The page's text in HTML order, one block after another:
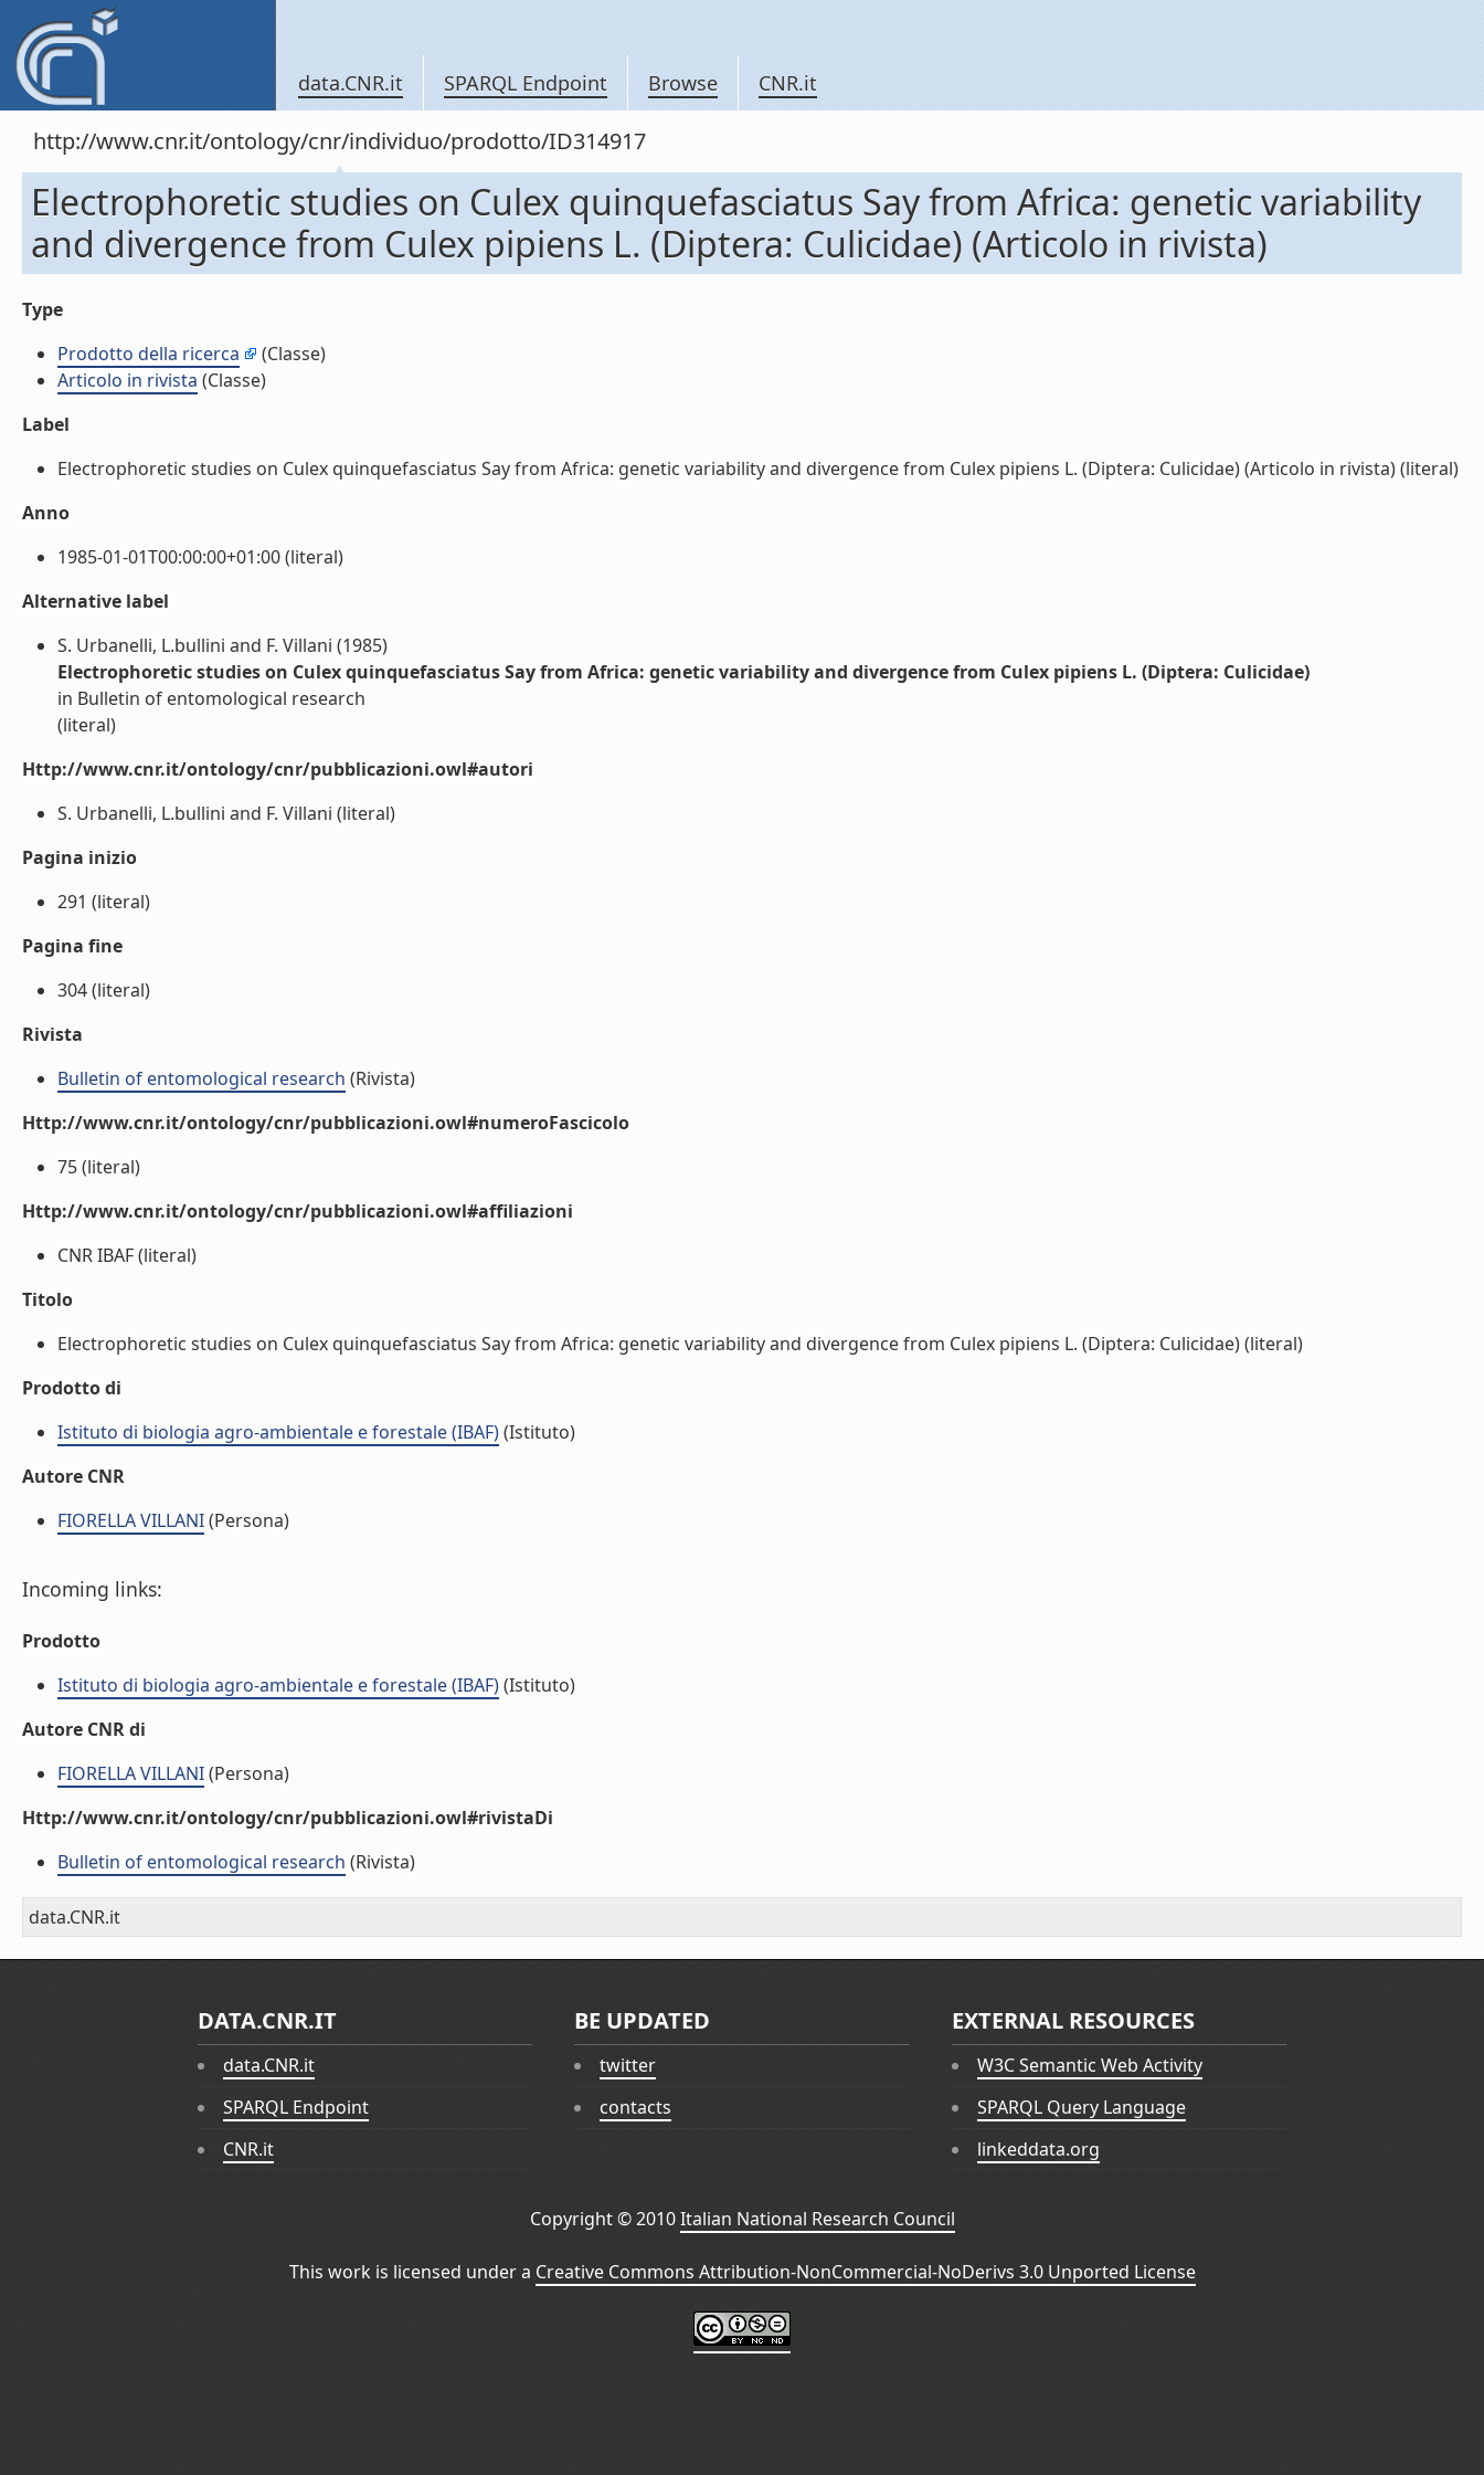
data.CNR.it SPARQL Endpoint Browse CNR.it
http://www.cnr.it/ontology/cnr/individuo/prodotto/ID314917
Electrophoretic studies on Culex quinquefasciatus Say from Africa: genetic variability
and divergence from Culex pipiens L. (Diptera: Culicidae) (Articolo in rivista)
Type
Prodotto della ricerca
(Classe)
Articolo in rivista (Classe)
Label
Electrophoretic studies on Culex quinquefasciatus Say from Africa: genetic variability and divergence from Culex pipiens L. (Diptera: Culicidae) (Articolo in rivista) (literal)
Anno
1985-01-01T00:00:00+01:00 (literal)
Alternative label
S. Urbanelli, L.bullini and F. Villani (1985)
Electrophoretic studies on Culex quinquefasciatus Say from Africa: genetic variability and divergence from Culex pipiens L. (Diptera: Culicidae)
in Bulletin of entomological research
(literal)
Http://www.cnr.it/ontology/cnr/pubblicazioni.owl#autori
S. Urbanelli, L.bullini and F. Villani (literal)
Pagina inizio
291 (literal)
Pagina fine
304 (literal)
Rivista
Bulletin of entomological research (Rivista)
Http://www.cnr.it/ontology/cnr/pubblicazioni.owl#numeroFascicolo
75 (literal)
Http://www.cnr.it/ontology/cnr/pubblicazioni.owl#affiliazioni
CNR IBAF (literal)
Titolo
Electrophoretic studies on Culex quinquefasciatus Say from Africa: genetic variability and divergence from Culex pipiens L. (Diptera: Culicidae) (literal)
Prodotto di
Istituto di biologia agro-ambientale e forestale (IBAF)(Istituto)
Autore CNR
FIORELLA VILLANI(Persona)
Incoming links:
Prodotto
Istituto di biologia agro-ambientale e forestale (IBAF)(Istituto)
Autore CNR di
FIORELLA VILLANI(Persona)
Http://www.cnr.it/ontology/cnr/pubblicazioni.owl#rivistaDi
Bulletin of entomological research (Rivista)
data.CNR.it
DATA.CNR.IT
data.CNR.it
SPARQL Endpoint
CNR.it
BE UPDATED
twitter
contacts
EXTERNAL RESOURCES
W3C Semantic Web Activity
SPARQL Query Language
linkeddata.org
Copyright © 2010Italian National Research Council
This work is licensed under a Creative Commons Attribution-NonCommercial-NoDerivs 3.0 Unported License